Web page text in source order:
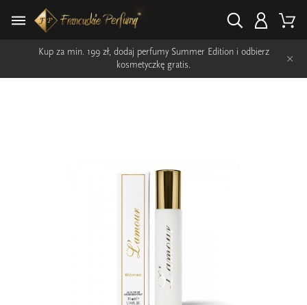
Kup za min. 199 zł, dodaj perfumy Summer Edition i odbierz
kosmetyczkę gratis.
×